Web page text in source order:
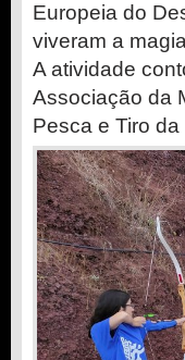
Europeia do
viveram a
A atividade
Associação da
Pesca e Tiro da